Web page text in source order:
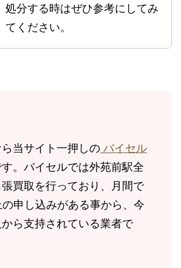
処分する時はぜひ参考にしてみ
てください。
当サイト一押しの バイセル
。バイセルでは外苑前駅全
買取を行っており、月間で
申し込みがある事から、今
ら支持されている業者で